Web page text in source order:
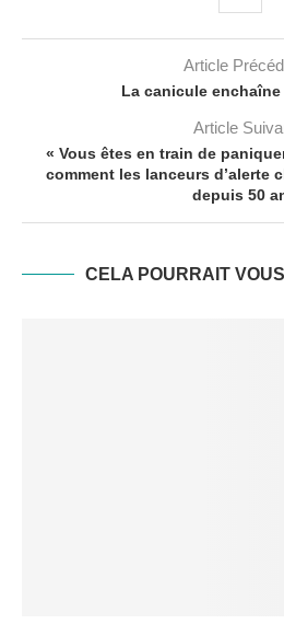
Article
La canicule
Article
« Vous êtes en train de
comment les lanceurs d’alerte
depuis 50
CELA POURRAIT